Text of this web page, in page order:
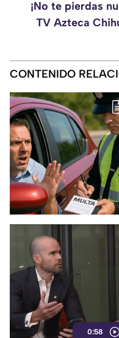
¡No te pierdas
TV Azteca
CONTENIDO
0:58